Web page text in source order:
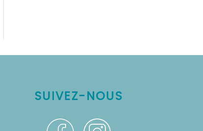
SUIVEZ-NOUS